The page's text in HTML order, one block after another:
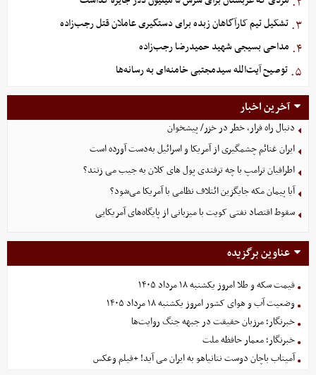
۳. تشکیل تیم کارآگاهان زبده برای دستگیری عاملان قتل رجب‌زاده
۴. مداحی بسیجی شهید حمیدرضا رجب‌زاده
۵. توصیح آیت‌الله سیدمجتبی خامنه‌ای به رسانه‌ها
آخرین اخبار
دنبال راه فرار، خطر در خزر/ پیشخوان
ایران غنائم چشمگیری از آمریکا و اسرائیل به‌دست آورده است
اطرافیان ترامپ با چه ترفندی پول های کلان به جیب می زنند؟
آیا پیمان مکه جایگزین ائتلاف نظامی با آمریکا می‌شود؟
سقوط اقتصاد نفتی کویت با میزبانی از پایگاه‌های آمریکایی
عناوین برگزیده
قیمت سکه و طلا امروز یکشنبه ۱۸ مرداد ۱۴۰۵
وضعیت آب و هوای کشور امروز یکشنبه ۱۸ مرداد ۱۴۰۵
خبرنگار؛ مرزبان حقیقت در جبهه جنگ روایت‌ها
خبرنگار؛ معمار حافظه ملت
آمیتاب باچان دوست نتانیاهو به ایران می آید! +فیلم وعکس